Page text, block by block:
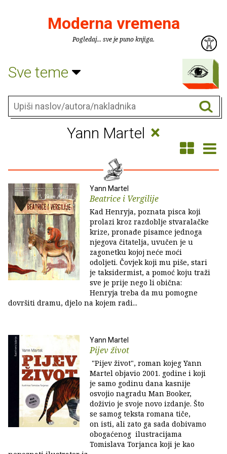
Moderna vremena
Pogledaj... sve je puno knjiga.
Sve teme
Yann Martel ×
Yann Martel
Beatrice i Vergilije
Kad Henryja, poznata pisca koji
prolazi kroz razdoblje stvaralačke
krize, pronađe pisamce jednoga
njegova čitatelja, uvučen je u
zagonetku kojoj neće moći
odoljeti. Čovjek koji mu piše, stari
je taksidermist, a pomoć koju traži
sve je prije nego li obična:
Henryja treba da mu pomogne
dovršiti dramu, djelo na kojem radi...
Yann Martel
Pijev život
"Pijev život", roman kojeg Yann
Martel objavio 2001. godine i koji
je samo godinu dana kasnije
osvojio nagradu Man Booker,
doživio je svoje novo izdanje. Što
se samog teksta romana tiče,
on isti, ali zato ga sada dobivamo
obogaćenog ilustracijama
Tomislava Torjanca koji je kao